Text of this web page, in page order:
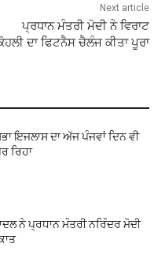
Next article
ਪ੍ਰਧਾਨ ਮੰਤਰੀ ਮੋਦੀ ਨੇ ਵਿਰਾਟ
ਦਾ ਫਿਟਨੈਸ ਚੈਲੰਜ ਕੀਤਾ ਪੂਰਾ
ਇਜਲਾਸ ਦਾ ਅੱਜ ਪੰਜਵਾਂ ਦਿਨ ਵੀ
ਰਿਹਾ
ਨੇ ਪ੍ਰਧਾਨ ਮੰਤਰੀ ਨਰਿੰਦਰ ਮੋਦੀ